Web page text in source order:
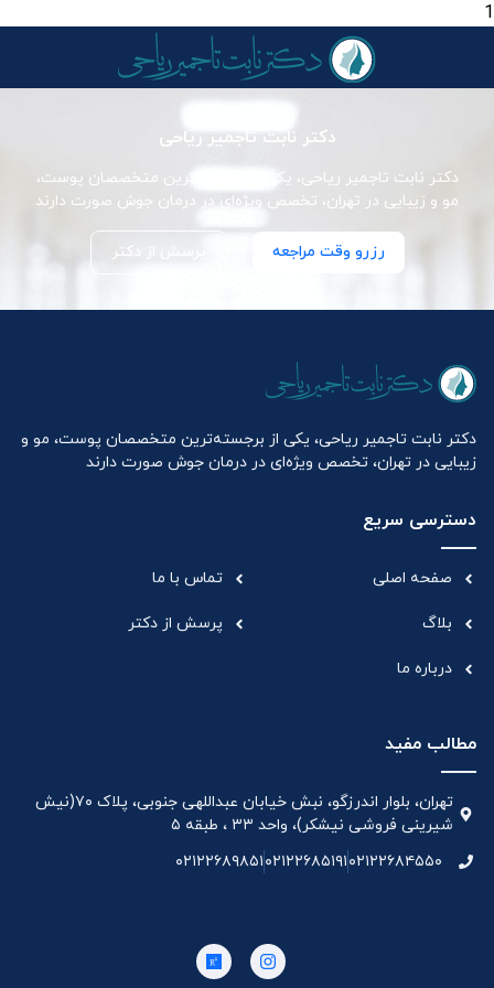
1
دکتر نابت تاجمیر ریاحی
دکتر نابت تاجمیر ریاحی، یکی از برجسته‌ترین متخصصان پوست،
مو و زیبایی در تهران، تخصص ویژه‌ای در درمان جوش صورت دارند
رزرو وقت مراجعه پرسش از دکتر
دکتر نابت تاجمیر ریاحی، یکی از برجسته‌ترین متخصصان پوست، مو و
زیبایی در تهران، تخصص ویژه‌ای در درمان جوش صورت دارند
دسترسی سریع
صفحه اصلی
بلاگ
درباره ما
تماس با ما
پرسش از دکتر
مطالب مفید
تهران، بلوار اندرزگو، نبش خیابان عبداللهی جنوبی، پلاک ۷۰(نیش
شیرینی فروشی نیشکر)، واحد ۳۳ ، طبقه ۵
۰۲۱۲۲۶۸۴۵۵۰۰۲۱۲۲۶۸۵۱۹۱۰۲۱۲۲۶۸۹۸۵۱